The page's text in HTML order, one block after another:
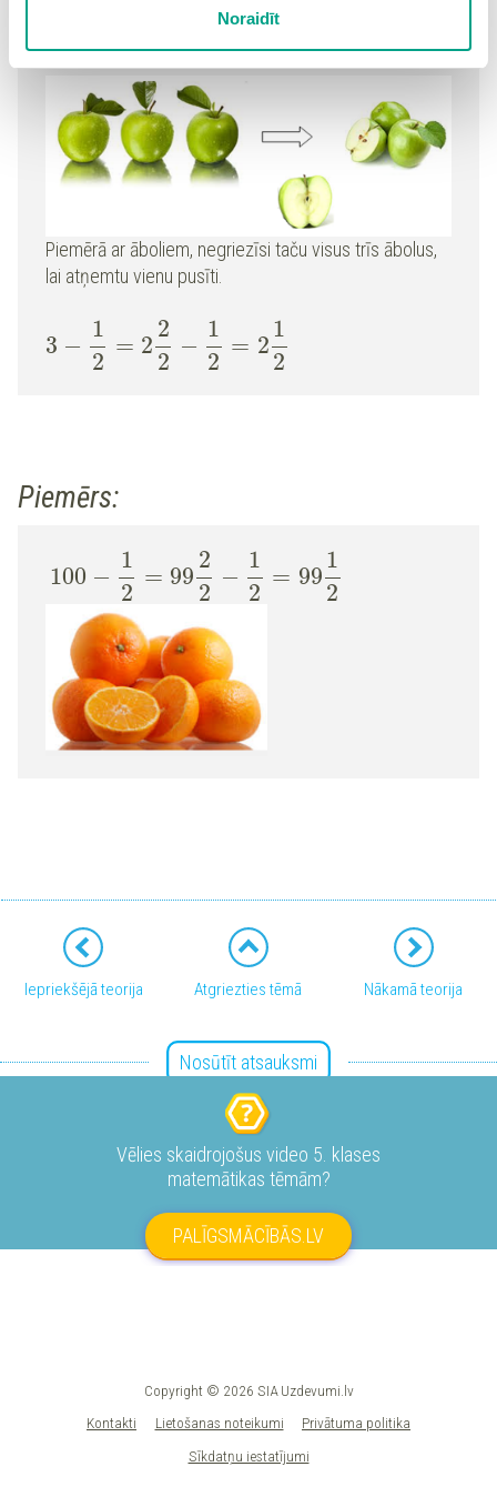
sīkdatņu politikuun ir iespēja atsaukt savu
piekrišanu sadaļā “Sīkdatņu iestatījumi”.
Noraidīt
Piemērā ar āboliem, negriezīsi taču visus trīs ābolus,
lai atņemtu vienu pusīti.
3 −
1
2
= 2
2
2
−
1
2
= 2
1
2
Piemērs:
100 −
1
2
= 99
2
2
−
1
2
= 99
1
2
Iepriekšējā teorija Atgriezties tēmā Nākamā teorija
Nosūtīt atsauksmi
Vēlies skaidrojošus video 5. klases
matemātikas tēmām?
PALĪGSMĀCĪBĀS.LV
Copyright © 2026 SIA Uzdevumi.lv
Kontakti
Lietošanas noteikumi
Privātuma politika
Sīkdatņu iestatījumi